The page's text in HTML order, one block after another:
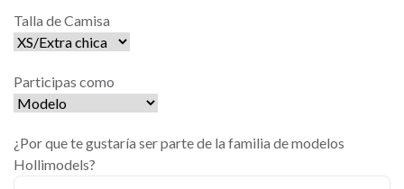
Talla de Camisa
Participas como
¿Por que te gustaría ser parte de la familia de modelos
Hollimodels?